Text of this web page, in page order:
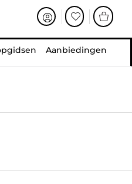
Aanbiedingen